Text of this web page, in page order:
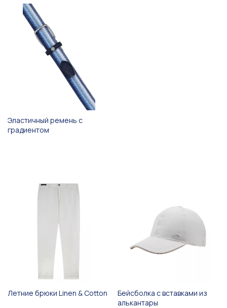
Эластичный ремень с
градиентом
Летние брюки Linen & Cotton
Бейсболка с вставками из
алькантары